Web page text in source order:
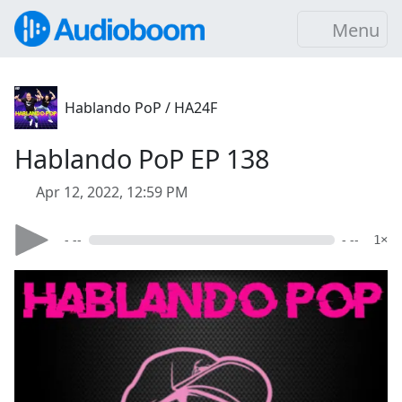
Menu
Hablando PoP / HA24F
Hablando PoP EP 138
Apr 12, 2022, 12:59 PM
- -- - -- 1×